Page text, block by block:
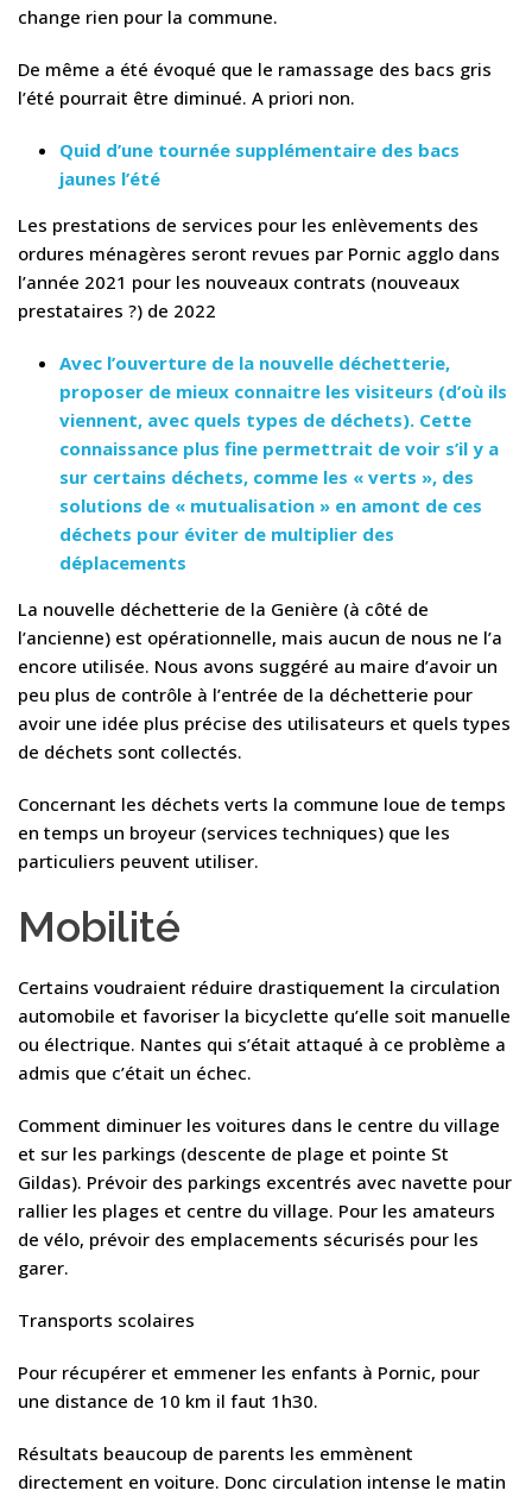
change rien pour la commune.
De même a été évoqué que le ramassage des bacs gris
l’été pourrait être diminué. A priori non.
Quid d’une tournée supplémentaire des bacs
jaunes l’été
Les prestations de services pour les enlèvements des
ordures ménagères seront revues par Pornic agglo dans
l’année 2021 pour les nouveaux contrats (nouveaux
prestataires ?) de 2022
Avec l’ouverture de la nouvelle déchetterie,
proposer de mieux connaitre les visiteurs (d’où ils
viennent, avec quels types de déchets). Cette
connaissance plus fine permettrait de voir s’il y a
sur certains déchets, comme les « verts », des
solutions de « mutualisation » en amont de ces
déchets pour éviter de multiplier des
déplacements
La nouvelle déchetterie de la Genière (à côté de
l’ancienne) est opérationnelle, mais aucun de nous ne l’a
encore utilisée. Nous avons suggéré au maire d’avoir un
peu plus de contrôle à l’entrée de la déchetterie pour
avoir une idée plus précise des utilisateurs et quels types
de déchets sont collectés.
Concernant les déchets verts la commune loue de temps
en temps un broyeur (services techniques) que les
particuliers peuvent utiliser.
Mobilité
Certains voudraient réduire drastiquement la circulation
automobile et favoriser la bicyclette qu’elle soit manuelle
ou électrique. Nantes qui s’était attaqué à ce problème a
admis que c’était un échec.
Comment diminuer les voitures dans le centre du village
et sur les parkings (descente de plage et pointe St
Gildas). Prévoir des parkings excentrés avec navette pour
rallier les plages et centre du village. Pour les amateurs
de vélo, prévoir des emplacements sécurisés pour les
garer.
Transports scolaires
Pour récupérer et emmener les enfants à Pornic, pour
une distance de 10 km il faut 1h30.
Résultats beaucoup de parents les emmènent
directement en voiture. Donc circulation intense le matin